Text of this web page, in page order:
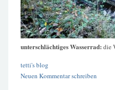
unterschlächtiges Wasserrad: die
tetti's blog
Neuen Kommentar schreiben